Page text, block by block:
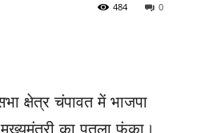
0
484
क्षेत्र चंपावत में भाजपा
मुख्यमंत्री का पुतला फूंका।